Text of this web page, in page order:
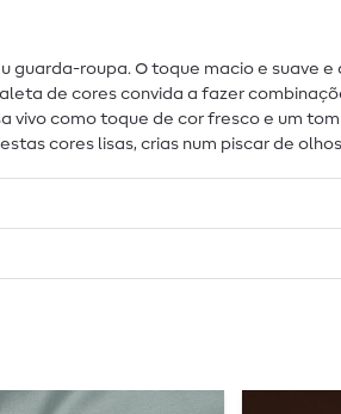
guarda-roupa. O toque macio e
de cores convida a fazer
vivo como toque de cor fresco e um
cores lisas, crias num piscar de